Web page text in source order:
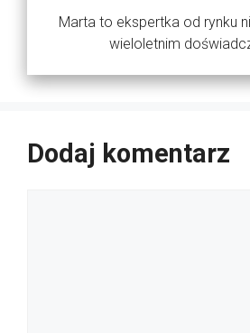
Marta to ekspertka od rynku
wieloletnim
Dodaj komentarz